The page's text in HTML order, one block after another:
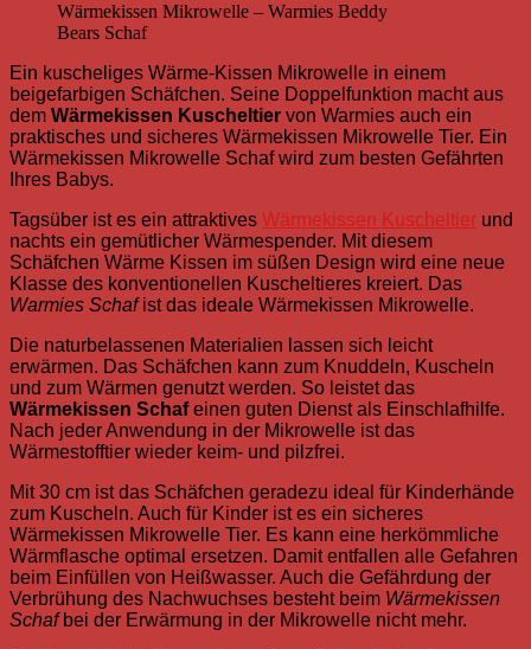
Wärmekissen Mikrowelle – Warmies Beddy
Bears Schaf
Ein kuscheliges Wärme-Kissen Mikrowelle in einem
beigefarbigen Schäfchen. Seine Doppelfunktion macht aus
dem Wärmekissen Kuscheltier von Warmies auch ein
praktisches und sicheres Wärmekissen Mikrowelle Tier. Ein
Wärmekissen Mikrowelle Schaf wird zum besten Gefährten
Ihres Babys.
Tagsüber ist es ein attraktives Wärmekissen Kuscheltier und
nachts ein gemütlicher Wärmespender. Mit diesem
Schäfchen Wärme Kissen im süßen Design wird eine neue
Klasse des konventionellen Kuscheltieres kreiert. Das
Warmies Schafist das ideale Wärmekissen Mikrowelle.
Die naturbelassenen Materialien lassen sich leicht
erwärmen. Das Schäfchen kann zum Knuddeln, Kuscheln
und zum Wärmen genutzt werden. So leistet das
Wärmekissen Schafeinen guten Dienst als Einschlafhilfe.
Nach jeder Anwendung in der Mikrowelle ist das
Wärmestofftier wieder keim- und pilzfrei.
Mit 30 cm ist das Schäfchen geradezu ideal für Kinderhände
zum Kuscheln. Auch für Kinder ist es ein sicheres
Wärmekissen Mikrowelle Tier. Es kann eine herkömmliche
Wärmflasche optimal ersetzen. Damit entfallen alle Gefahren
beim Einfüllen von Heißwasser. Auch die Gefährdung der
Verbrühung des Nachwuchses besteht beim Wärmekissen
Schafbei der Erwärmung in der Mikrowelle nicht mehr.